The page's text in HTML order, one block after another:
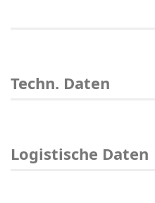
Techn. Daten
Logistische Daten